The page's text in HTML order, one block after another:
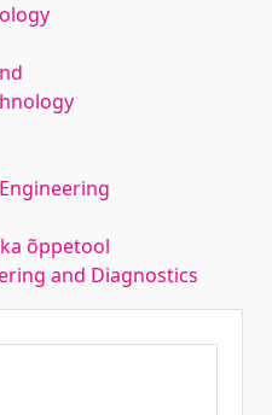
õppetool
and Diagnostics